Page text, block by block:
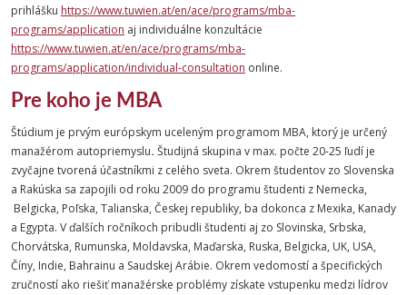
prihlášku https://www.tuwien.at/en/ace/programs/mba-
programs/application aj individuálne konzultácie
https://www.tuwien.at/en/ace/programs/mba-
programs/application/individual-consultation online.
Pre koho je MBA
Štúdium je prvým európskym uceleným programom MBA, ktorý je určený
manažérom autopriemyslu. Študijná skupina v max. počte 20-25 ľudí je
zvyčajne tvorená účastníkmi z celého sveta. Okrem študentov zo Slovenska
a Rakúska sa zapojili od roku 2009 do programu študenti z Nemecka,
Belgicka, Poľska, Talianska, Českej republiky, ba dokonca z Mexika, Kanady
a Egypta. V ďalších ročníkoch pribudli študenti aj zo Slovinska, Srbska,
Chorvátska, Rumunska, Moldavska, Maďarska, Ruska, Belgicka, UK, USA,
Číny, Indie, Bahrainu a Saudskej Arábie. Okrem vedomostí a špecifických
zručností ako riešiť manažérske problémy získate vstupenku medzi lídrov